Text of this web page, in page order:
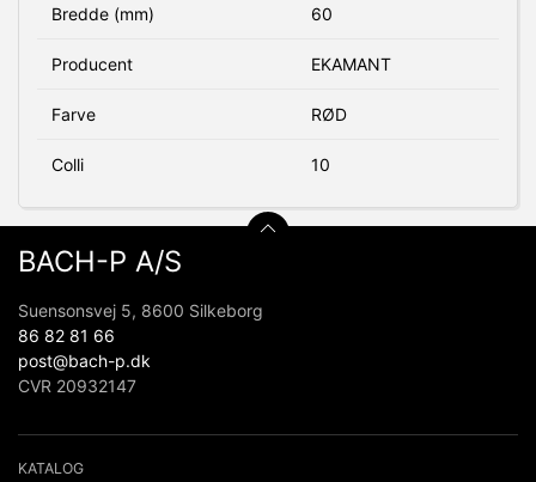
Bredde (mm) 60
Producent EKAMANT
Farve RØD
Colli 10
BACH-P A/S
Suensonsvej 5, 8600 Silkeborg
86 82 81 66
post@bach-p.dk
CVR 20932147
KATALOG